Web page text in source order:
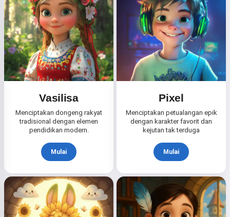
Vasilisa
Menciptakan dongeng rakyat
tradisional dengan elemen
pendidikan modern.
Mulai
Pixel
Menciptakan petualangan epik
dengan karakter favorit dan
kejutan tak terduga
Mulai